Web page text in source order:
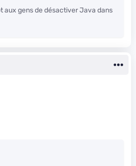
aux gens de désactiver Java dans